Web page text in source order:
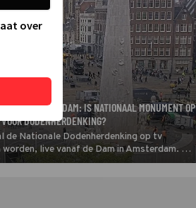
DAM AMSTERDAM: IS NATIONAAL MONUMENT OP
DODENHERDENKING?
de Nationale Dodenherdenking op tv
live vanaf de Dam in Amsterdam. Op
het Nationaal Monument afgelopen nacht
over